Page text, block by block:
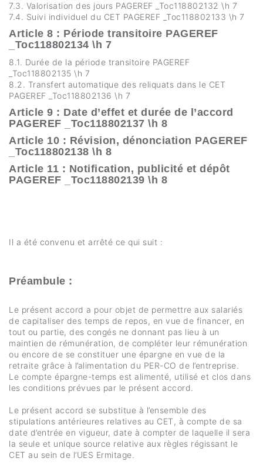
7.3. Valorisation des jours PAGEREF _Toc118802132 \h 7
7.4. Suivi individuel du CET PAGEREF _Toc118802133 \h 7
Article 8 : Période transitoire PAGEREF
_Toc118802134 \h 7
8.1. Durée de la période transitoire PAGEREF
_Toc118802135 \h 7
8.2. Transfert automatique des reliquats dans le CET
PAGEREF _Toc118802136 \h 7
Article 9 : Date d’effet et durée de l’accord
PAGEREF _Toc118802137 \h 8
Article 10 : Révision, dénonciation PAGEREF
_Toc118802138 \h 8
Article 11 : Notification, publicité et dépôt
PAGEREF _Toc118802139 \h 8
Il a été convenu et arrêté ce qui suit :
Préambule :
Le présent accord a pour objet de permettre aux salariés
de capitaliser des temps de repos, en vue de financer, en
tout ou partie, des congés ne donnant pas lieu à un
maintien de rémunération, de compléter leur rémunération
ou encore de se constituer une épargne en vue de la
retraite grâce à l’alimentation du PER-CO de l’entreprise.
Le compte épargne-temps est alimenté, utilisé et clos dans
les conditions prévues par le présent accord.
Le présent accord se substitue à l’ensemble des
stipulations antérieures relatives au CET, à compte de sa
date d’entrée en vigueur, date à compter de laquelle il sera
la seule et unique source relative aux règles régissant le
CET au sein de l’UES Ermitage.